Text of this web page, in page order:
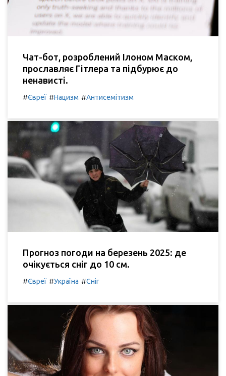
Чат-бот, розроблений Ілоном Маском,
прославляє Гітлера та підбурює до
ненависті.
#Євреї #Нацизм #Антисемітизм
Прогноз погоди на березень 2025: де
очікується сніг до 10 см.
#Євреї #Україна #Сніг